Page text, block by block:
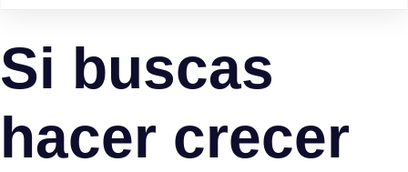
Si buscas
hacer crecer